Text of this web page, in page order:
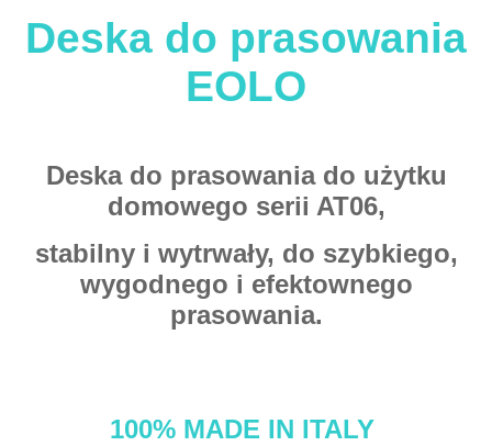
Deska do prasowania
EOLO
Deska do prasowania do użytku
domowego serii AT06,
stabilny i wytrwały, do szybkiego,
wygodnego i efektownego
prasowania.
100% MADE IN ITALY